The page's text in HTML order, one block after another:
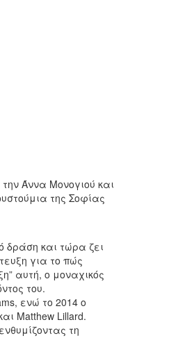
Άννα Μονογιού και
της Σοφίας
δράση και τώρα ζει
για το πώς
αυτή, ο μοναχικός
του.
ενώ το 2014 o
Matthew Lillard.
τη